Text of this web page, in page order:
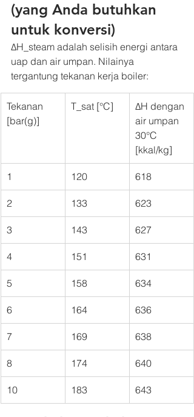
(yang Anda butuhkan
untuk konversi)
ΔH_steam adalah selisih energi antara
uap dan air umpan. Nilainya
tergantung tekanan kerja boiler:
Tekanan
[bar(g)]
T_sat [°C]
ΔH dengan
air umpan
30°C
[kkal/kg]
1 120 618
2 133 623
3 143 627
4 151 631
5 158 634
6 164 636
7 169 638
8 174 640
10 183 643